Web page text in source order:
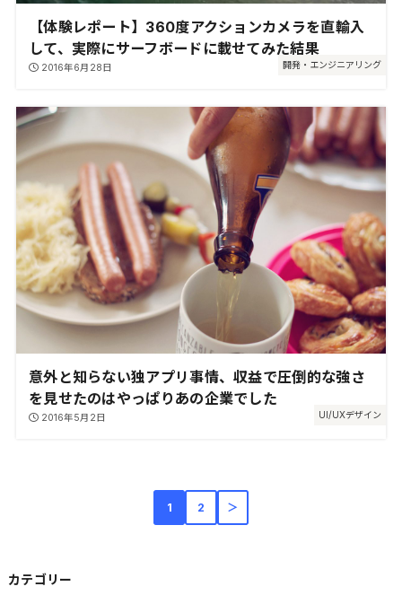
開発・エンジニアリング
【体験レポート】360度アクションカメラを直輸入
して、実際にサーフボードに載せてみた結果
2016年6月28日
UI/UXデザイン
意外と知らない独アプリ事情、収益で圧倒的な強さ
を見せたのはやっぱりあの企業でした
2016年5月2日
1 2 ＞
カテゴリー